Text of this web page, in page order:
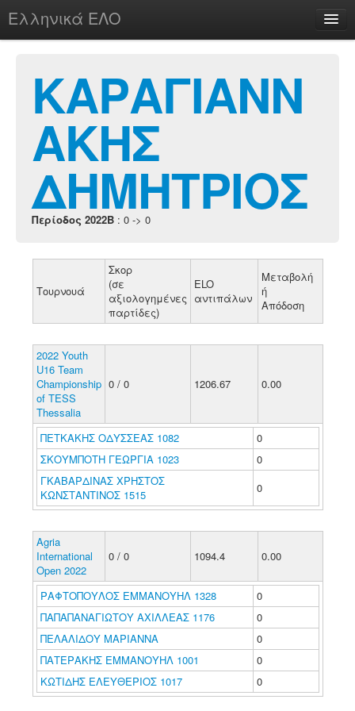
Ελληνικά ΕΛΟ
chesstu.be @ discord
Login
ΚΑΡΑΓΙΑΝΝ
ΑΚΗΣ
ΔΗΜΗΤΡΙΟΣ
Περίοδος 2022B : 0 -> 0
Τουρνουά
Σκορ
(σε
αξιολογημένες
παρτίδες)
ELO
αντιπάλων
Μεταβολή
ή
Απόδοση
2022 Youth
U16 Team
Championship
of TESS
Thessalia
0 / 0 1206.67 0.00
ΠΕΤΚΑΚΗΣ ΟΔΥΣΣΕΑΣ 1082
0
ΣΚΟΥΜΠΟΤΗ ΓΕΩΡΓΙΑ 1023
0
ΓΚΑΒΑΡΔΙΝΑΣ ΧΡΗΣΤΟΣ
ΚΩΝΣΤΑΝΤΙΝΟΣ 1515
0
Agria
International
Open 2022
0 / 0 1094.4 0.00
ΡΑΦΤΟΠΟΥΛΟΣ ΕΜΜΑΝΟΥΗΛ 1328
0
ΠΑΠΑΠΑΝΑΓΙΩΤΟΥ ΑΧΙΛΛΕΑΣ 1176
0
ΠΕΛΑΛΙΔΟΥ ΜΑΡΙΑΝΝΑ
0
ΠΑΤΕΡΑΚΗΣ ΕΜΜΑΝΟΥΗΛ 1001
0
ΚΩΤΙΔΗΣ ΕΛΕΥΘΕΡΙΟΣ 1017
0